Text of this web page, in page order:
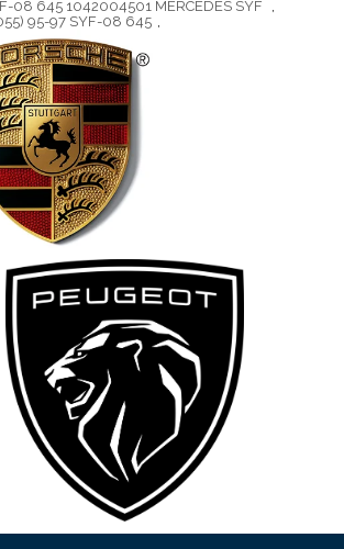
08 645 1042004501 MERCEDES SYF
,
95-97 SYF-08 645 ,